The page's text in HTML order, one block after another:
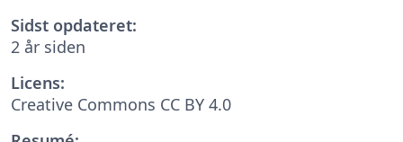
Sidst opdateret:
2 år siden
Licens:
Creative Commons CC BY 4.0